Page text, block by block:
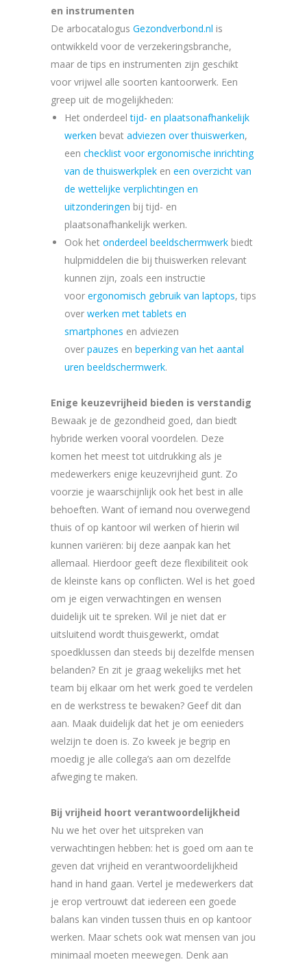
en instrumenten
De arbocatalogus Gezondverbond.nl is
ontwikkeld voor de verzekeringsbranche,
maar de tips en instrumenten zijn geschikt
voor vrijwel alle soorten kantoorwerk. Een
greep uit de mogelijkheden:
Het onderdeeltijd- en plaatsonafhankelijk
werken bevat adviezen over thuiswerken,
een checklist voor ergonomische inrichting
van de thuiswerkplek en een overzicht van
de wettelijke verplichtingen en
uitzonderingen bij tijd- en
plaatsonafhankelijk werken.
Ook het onderdeel beeldschermwerk biedt
hulpmiddelen die bij thuiswerken relevant
kunnen zijn, zoals een instructie
voor ergonomisch gebruik van laptops, tips
over werken met tablets en
smartphones en adviezen
over pauzes en beperking van het aantal
uren beeldschermwerk.
Enige keuzevrijheid bieden is verstandig
Bewaak je de gezondheid goed, dan biedt
hybride werken vooral voordelen. Deze
komen het meest tot uitdrukking als je
medewerkers enige keuzevrijheid gunt. Zo
voorzie je waarschijnlijk ook het best in alle
behoeften. Want of iemand nou overwegend
thuis of op kantoor wil werken of hierin wil
kunnen variëren: bij deze aanpak kan het
allemaal. Hierdoor geeft deze flexibiliteit ook
de kleinste kans op conflicten. Wel is het goed
om je eigen verwachtingen en wensen
duidelijk uit te spreken. Wil je niet dat er
uitsluitend wordt thuisgewerkt, omdat
spoedklussen dan steeds bij dezelfde mensen
belanden? En zit je graag wekelijks met het
team bij elkaar om het werk goed te verdelen
en de werkstress te bewaken? Geef dit dan
aan. Maak duidelijk dat het je om eenieders
welzijn te doen is. Zo kweek je begrip en
moedig je alle collega’s aan om dezelfde
afweging te maken.
Bij vrijheid hoort verantwoordelijkheid
Nu we het over het uitspreken van
verwachtingen hebben: het is goed om aan te
geven dat vrijheid en verantwoordelijkheid
hand in hand gaan. Vertel je medewerkers dat
je erop vertrouwt dat iedereen een goede
balans kan vinden tussen thuis en op kantoor
werken. Maar schets ook wat mensen van jou
minimaal moeten meewegen. Denk aan